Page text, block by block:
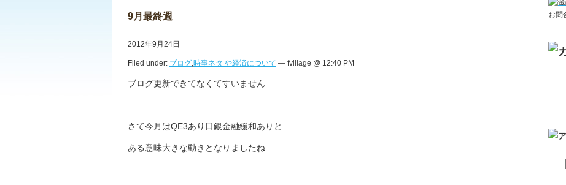
9月最終週
2012年9月24日
Filed under: ブログ,時事ネタ や経済について — fvillage @ 12:40 PM
ブログ更新できてなくてすいません
さて今月はQE3あり日銀金融緩和ありと
ある意味大きな動きとなりましたね